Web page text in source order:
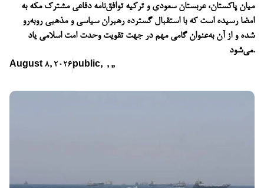
میان پاکستان، عربستان سعودی و ترکیه توافق‌نامه دفاعی مشترک مکه به
امضا رسیده است که با استقبال گسترده رهبران سیاسی و مذهبی روبه‌رو
شده و از آن به‌عنوان گامی مهم در جهت تقویت وحدت امت اسلامی یاد
می‌شود.
August 8, 2026 public, ,,,